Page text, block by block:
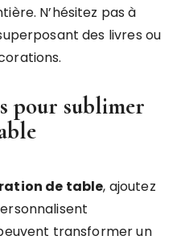
N’hésitez pas à
des livres ou
pour sublimer
de table, ajoutez
transformer un